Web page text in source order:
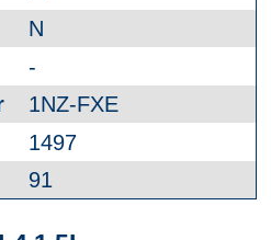
N
-
1NZ-FXE
1497
91